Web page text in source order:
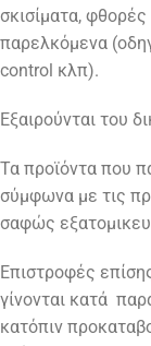
σκισίματα,
παρελκόμενα
control κλπ).
Εξαιρούνται του
Τα προϊόντα που
σύμφωνα με τις
σαφώς
Επιστροφές
γίνονται κατά
κατόπιν